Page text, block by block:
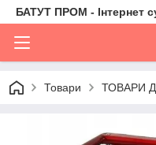
БАТУТ ПРОМ - Інтернет
Товари ТОВАРИ